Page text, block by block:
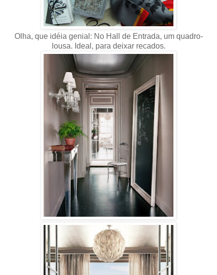
Olha, que idéia genial: No Hall de Entrada, um quadro-
lousa. Ideal, para deixar recados.